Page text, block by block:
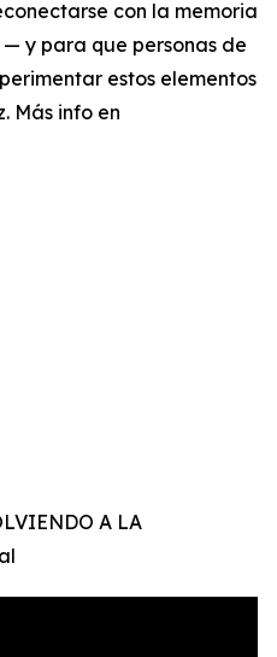
con la memoria
y para que personas de
estos elementos
Más info en
A LA